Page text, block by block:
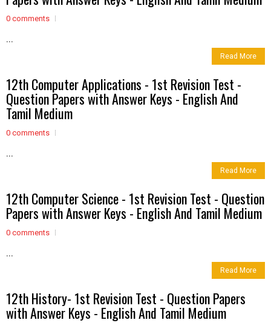
0 comments
...
Read More
12th Computer Applications - 1st Revision Test -
Question Papers with Answer Keys - English And
Tamil Medium
0 comments
...
Read More
12th Computer Science - 1st Revision Test - Question
Papers with Answer Keys - English And Tamil Medium
0 comments
...
Read More
12th History- 1st Revision Test - Question Papers
with Answer Keys - English And Tamil Medium